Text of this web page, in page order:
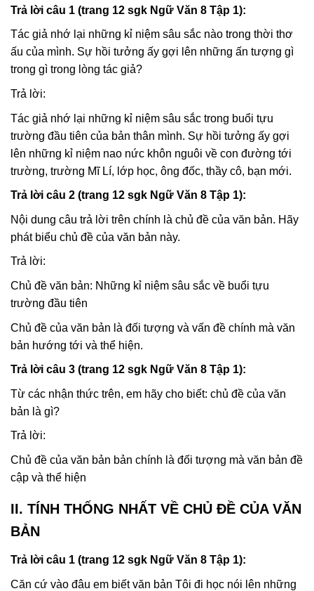
Trả lời câu 1 (trang 12 sgk Ngữ Văn 8 Tập 1):
Tác giả nhớ lại những kỉ niệm sâu sắc nào trong thời thơ
ấu của mình. Sự hồi tưởng ấy gợi lên những ấn tượng gì
trong gì trong lòng tác giả?
Trả lời:
Tác giả nhớ lại những kỉ niệm sâu sắc trong buổi tựu
trường đầu tiên của bản thân mình. Sự hồi tưởng ấy gợi
lên những kỉ niệm nao nức khôn nguôi về con đường tới
trường, trường Mĩ Lí, lớp học, ông đốc, thầy cô, bạn mới.
Trả lời câu 2 (trang 12 sgk Ngữ Văn 8 Tập 1):
Nội dung câu trả lời trên chính là chủ đề của văn bản. Hãy
phát biểu chủ đề của văn bản này.
Trả lời:
Chủ đề văn bản: Những kỉ niệm sâu sắc về buổi tựu
trường đầu tiên
Chủ đề của văn bản là đối tượng và vấn đề chính mà văn
bản hướng tới và thể hiện.
Trả lời câu 3 (trang 12 sgk Ngữ Văn 8 Tập 1):
Từ các nhận thức trên, em hãy cho biết: chủ đề của văn
bản là gì?
Trả lời:
Chủ đề của văn bản bản chính là đối tượng mà văn bản đề
cập và thể hiện
II. TÍNH THỐNG NHẤT VỀ CHỦ ĐỀ CỦA VĂN
BẢN
Trả lời câu 1 (trang 12 sgk Ngữ Văn 8 Tập 1):
Căn cứ vào đâu em biết văn bản Tôi đi học nói lên những